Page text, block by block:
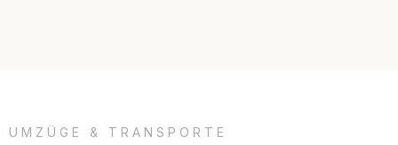
UMZÜGE & TRANSPORTE